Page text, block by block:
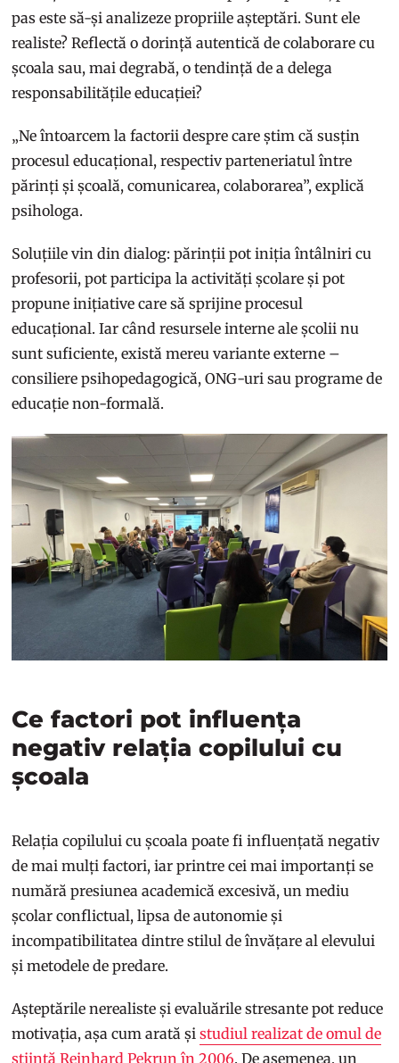
pas este să-și analizeze propriile așteptări. Sunt ele
realiste? Reflectă o dorință autentică de colaborare cu
școala sau, mai degrabă, o tendință de a delega
responsabilitățile educației?
„Ne întoarcem la factorii despre care știm că susțin
procesul educațional, respectiv parteneriatul între
părinți și școală, comunicarea, colaborarea”, explică
psihologa.
Soluțiile vin din dialog: părinții pot iniția întâlniri cu
profesorii, pot participa la activități școlare și pot
propune inițiative care să sprijine procesul
educațional. Iar când resursele interne ale școlii nu
sunt suficiente, există mereu variante externe –
consiliere psihopedagogică, ONG-uri sau programe de
educație non-formală.
Ce factori pot influența
negativ relația copilului cu
școala
Relația copilului cu școala poate fi influențată negativ
de mai mulți factori, iar printre cei mai importanți se
numără presiunea academică excesivă, un mediu
școlar conflictual, lipsa de autonomie și
incompatibilitatea dintre stilul de învățare al elevului
și metodele de predare.
Așteptările nerealiste și evaluările stresante pot reduce
motivația, așa cum arată șistudiul realizat de omul de
știință Reinhard Pekrun în 2006. De asemenea, un